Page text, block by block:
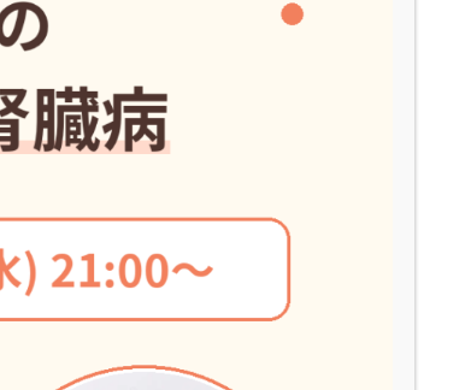
の小型犬に多いとされています。
ン(ACVIM Consensus guidelines for the
さや、実際の臨床症状などから
推奨しています。